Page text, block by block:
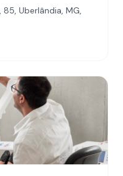
Uberlândia, MG,